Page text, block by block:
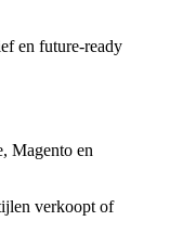
en future-ready
Magento en
verkoopt of